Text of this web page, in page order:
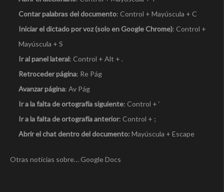
Contar palabras del documento: Control + Mayúscula + C
Iniciar el dictado por voz (solo en Google Chrome): Control +
Mayúscula + S
Ir al panel lateral: Control + Alt + .
Retroceder página: Re Pág
Avanzar página: Av Pág
Ir a la falta de ortografía siguiente: Control + ‘
Ir a la falta de ortografía anterior: Control + ;
Abrir el chat dentro del documento: Mayúscula + Escape
Otras noticias sobre… Google Docs